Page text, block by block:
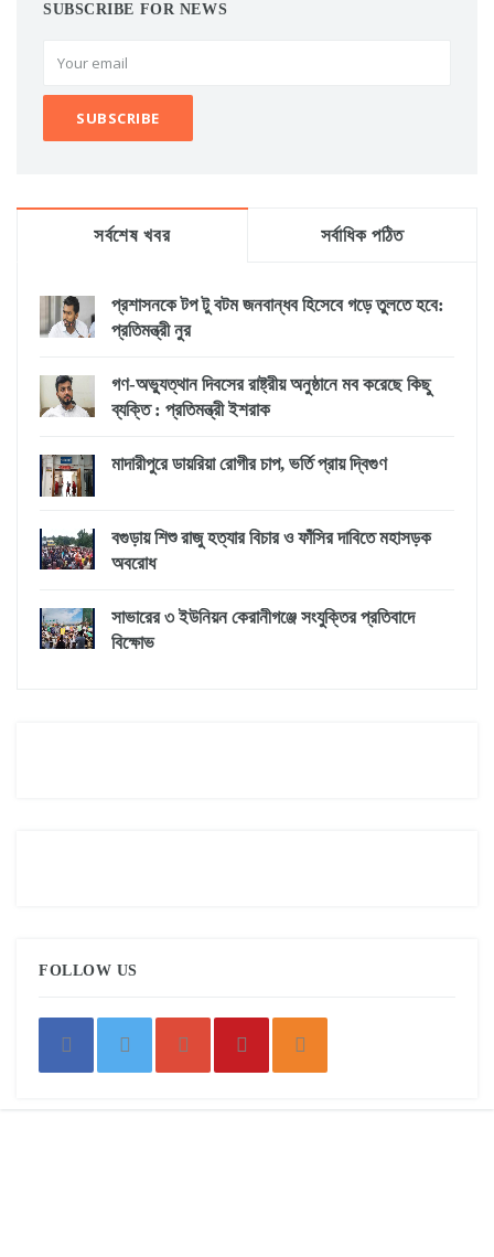
SUBSCRIBE FOR NEWS
সর্বশেষ খবর সর্বাধিক পঠিত
প্রশাসনকে টপ টু বটম জনবান্ধব হিসেবে গড়ে তুলতে হবে:
প্রতিমন্ত্রী নুর
গণ-অভ্যুত্থান দিবসের রাষ্ট্রীয় অনুষ্ঠানে মব করেছে কিছু
ব্যক্তি : প্রতিমন্ত্রী ইশরাক
মাদারীপুরে ডায়রিয়া রোগীর চাপ, ভর্তি প্রায় দ্বিগুণ
বগুড়ায় শিশু রাজু হত্যার বিচার ও ফাঁসির দাবিতে মহাসড়ক
অবরোধ
সাভারের ৩ ইউনিয়ন কেরানীগঞ্জে সংযুক্তির প্রতিবাদে
বিক্ষোভ
FOLLOW US